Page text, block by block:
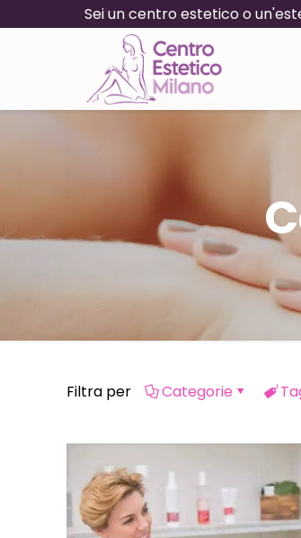
Sei un centro estetico o
Filtra per Categorie